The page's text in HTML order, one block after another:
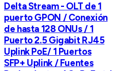
Delta Stream - OLT de 1
puerto GPON / Conexión
de hasta 128 ONUs / 1
Puerto 2.5 Gigabit RJ45
Uplink PoE/ 1 Puertos
SFP+ Uplink / Fuentes